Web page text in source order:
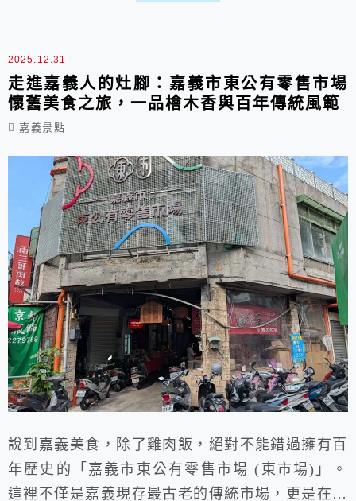
灣建築的輝煌歲月。雖然進館需要門票100元，但
時，真的會覺得排隊等待是值得的，其中也能折抵
部分費用來消費，假使對歷史文化有興趣，那不要
錯...
2025.12.31
走進嘉義人的灶腳：嘉義市東公有零售市場
懷舊美食之旅，一品檜木香與百年傳統風範
嘉義景點
說到嘉義美食，除了雞肉飯，絕對不能錯過擁有百
年歷史的「嘉義市東公有零售市場 (東市場)」。
這裡不僅是嘉義現存最古老的傳統市場，更是在地